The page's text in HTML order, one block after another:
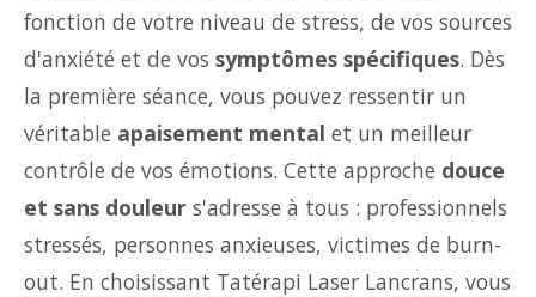
fonction de votre niveau de stress, de vos sources
d'anxiété et de vos symptômes spécifiques. Dès
la première séance, vous pouvez ressentir un
véritable apaisement mental et un meilleur
contrôle de vos émotions. Cette approche douce
et sans douleur s'adresse à tous : professionnels
stressés, personnes anxieuses, victimes de burn-
out. En choisissant Tatérapi Laser Lancrans, vous